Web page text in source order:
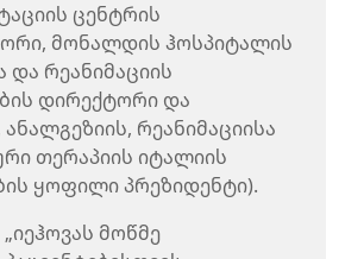
ცენტრის
მონალდის ჰოსპიტალის
და რეანიმაციის
დირექტორი და
რეანიმაციისა
თერაპიის იტალიის
ყოფილი პრეზიდენტი).
„იეჰოვას მოწმე